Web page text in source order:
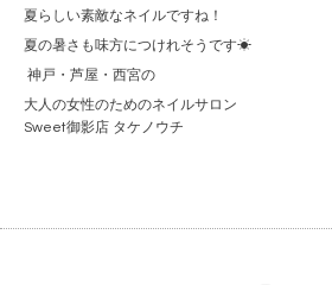
夏らしい素敵なネイルですね！
夏の暑さも味方につけれそうです☀
神戸・芦屋・西宮の
大人の女性のためのネイルサロン
Sweet御影店 タケノウチ